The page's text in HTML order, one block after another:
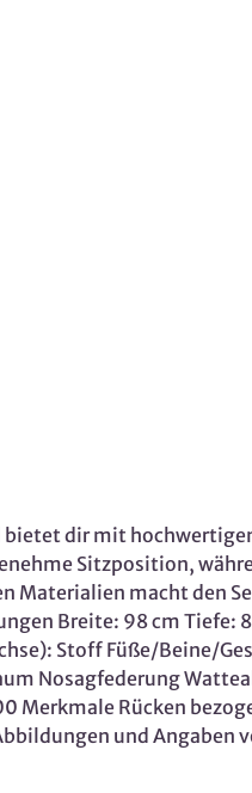
dir mit
Sitzposition,
macht den
Breite: 98 cm Tiefe:
Stoff Füße/Beine/
Nosagfederung
Merkmale Rücken
und